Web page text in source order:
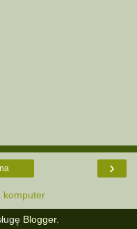
›
komputer
Blogger.